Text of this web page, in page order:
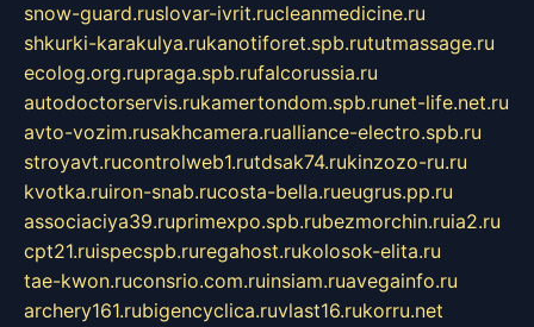
snow-guard.ruslovar-ivrit.rucleanmedicine.ru
shkurki-karakulya.rukanotiforet.spb.rututmassage.ru
ecolog.org.rupraga.spb.rufalcorussia.ru
autodoctorservis.rukamertondom.spb.runet-life.net.ru
avto-vozim.rusakhcamera.rualliance-electro.spb.ru
stroyavt.rucontrolweb1.rutdsak74.rukinzozo-ru.ru
kvotka.ruiron-snab.rucosta-bella.rueugrus.pp.ru
associaciya39.ruprimexpo.spb.rubezmorchin.ruia2.ru
cpt21.ruispecspb.ruregahost.rukolosok-elita.ru
tae-kwon.ruconsrio.com.ruinsiam.ruavegainfo.ru
archery161.rubigencyclica.ruvlast16.rukorru.net